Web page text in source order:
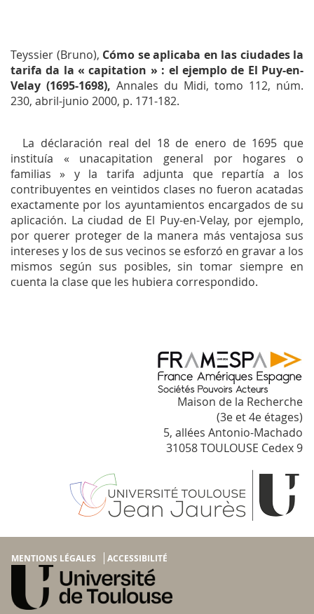
Teyssier (Bruno), Cómo se aplicaba en las ciudades la
tarifa da la « capitation » : el ejemplo de El Puy-en-
Velay (1695-1698), Annales du Midi, tomo 112, núm.
230, abril-junio 2000, p. 171-182.
La déclaración real del 18 de enero de 1695 que
instituía « unacapitation general por hogares o
familias » y la tarifa adjunta que repartía a los
contribuyentes en veintidos clases no fueron acatadas
exactamente por los ayuntamientos encargados de su
aplicación. La ciudad de El Puy-en-Velay, por ejemplo,
por querer proteger de la manera más ventajosa sus
intereses y los de sus vecinos se esforzó en gravar a los
mismos según sus posibles, sin tomar siempre en
cuenta la clase que les hubiera correspondido.
Maison de la Recherche
(3e et 4e étages)
5, allées Antonio-Machado
31058 TOULOUSE Cedex 9
MENTIONS LÉGALES ACCESSIBILITÉ